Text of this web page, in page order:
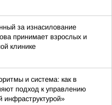
за изнасилование
принимает взрослых и
клинике
и система: как в
подход к управлению
инфраструктурой»